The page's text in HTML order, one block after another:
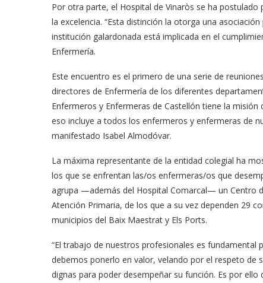
Por otra parte, el Hospital de Vinaròs se ha
la excelencia. “Esta distinción la otorga una
institución galardonada está implicada en el
Enfermería.
Este encuentro es el primero de una serie de
directores de Enfermería de los diferentes
Enfermeros y Enfermeras de Castellón tiene la
eso incluye a todos los enfermeros y enfermeras de
manifestado Isabel Almodóvar.
La máxima representante de la entidad colegial ha
los que se enfrentan las/os enfermeras/os que
agrupa —además del Hospital Comarcal— un Centro
Atención Primaria, de los que a su vez dependen 29
municipios del Baix Maestrat y Els Ports.
“El trabajo de nuestros profesionales es fundamental
debemos ponerlo en valor, velando por el respeto de
dignas para poder desempeñar su función. Es por